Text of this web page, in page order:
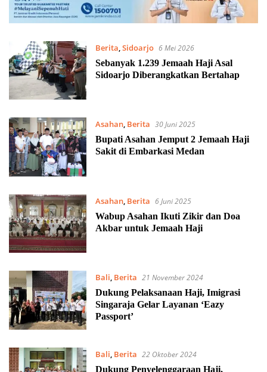
Berita,Sidoarjo 6 Mei 2026
Sebanyak 1.239 Jemaah Haji Asal
Sidoarjo Diberangkatkan Bertahap
Asahan, Berita 30 Juni 2025
Bupati Asahan Jemput 2 Jemaah Haji
Sakit di Embarkasi Medan
Asahan, Berita 6 Juni 2025
Wabup Asahan Ikuti Zikir dan Doa
Akbar untuk Jemaah Haji
Bali, Berita 21 November 2024
Dukung Pelaksanaan Haji, Imigrasi
Singaraja Gelar Layanan ‘Eazy
Passport’
Bali Berita 22 Oktober 2024
Dukung Penyelenggaraan Haji,